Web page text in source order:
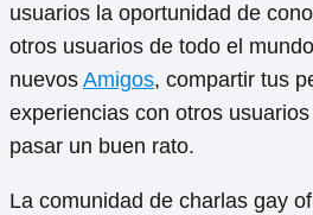
usuarios la oportunidad de
otros usuarios de todo el
nuevos Amigos, compartir tus
experiencias con otros
pasar un buen rato.
La comunidad de charlas gay